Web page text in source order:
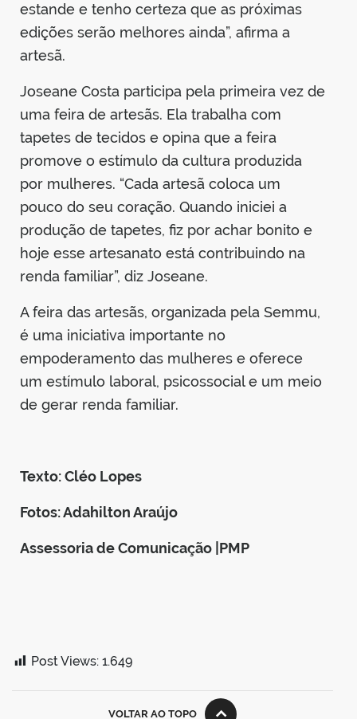
estande e tenho certeza que as próximas
edições serão melhores ainda”, afirma a
artesã.
Joseane Costa participa pela primeira vez de
uma feira de artesãs. Ela trabalha com
tapetes de tecidos e opina que a feira
promove o estímulo da cultura produzida
por mulheres. “Cada artesã coloca um
pouco do seu coração. Quando iniciei a
produção de tapetes, fiz por achar bonito e
hoje esse artesanato está contribuindo na
renda familiar”, diz Joseane.
A feira das artesãs, organizada pela Semmu,
é uma iniciativa importante no
empoderamento das mulheres e oferece
um estímulo laboral, psicossocial e um meio
de gerar renda familiar.
Texto: Cléo Lopes
Fotos: Adahilton Araújo
Assessoria de Comunicação |PMP
Post Views: 1.649
VOLTAR AO TOPO